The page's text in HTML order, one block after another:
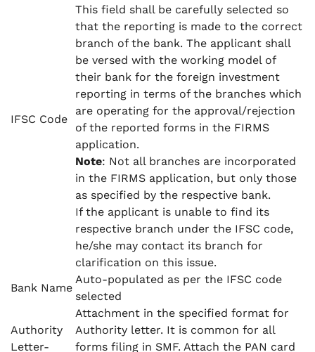
IFSC Code
This field shall be carefully selected so
that the reporting is made to the correct
branch of the bank. The applicant shall
be versed with the working model of
their bank for the foreign investment
reporting in terms of the branches which
are operating for the approval/rejection
of the reported forms in the FIRMS
application.
Note: Not all branches are incorporated
in the FIRMS application, but only those
as specified by the respective bank.
If the applicant is unable to find its
respective branch under the IFSC code,
he/she may contact its branch for
clarification on this issue.
Bank Name
Auto-populated as per the IFSC code
selected
Authority
Letter-
Attachment in the specified format for
Authority letter. It is common for all
forms filing in SMF. Attach the PAN card